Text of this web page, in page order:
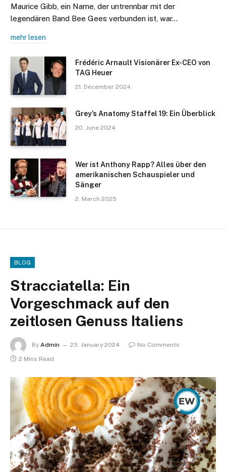
Maurice Gibb, ein Name, der untrennbar mit der
legendären Band Bee Gees verbunden ist, war…
mehr lesen
Frédéric Arnault Visionärer Ex-CEO von
TAG Heuer
21. December 2024
Grey’s Anatomy Staffel 19: Ein Überblick
20. June 2024
Wer ist Anthony Rapp? Alles über den
amerikanischen Schauspieler und
Sänger
2. March 2025
BLOG
Stracciatella: Ein
Vorgeschmack auf den
zeitlosen Genuss Italiens
By Admin 23. January 2024
No Comments
2 Mins Read